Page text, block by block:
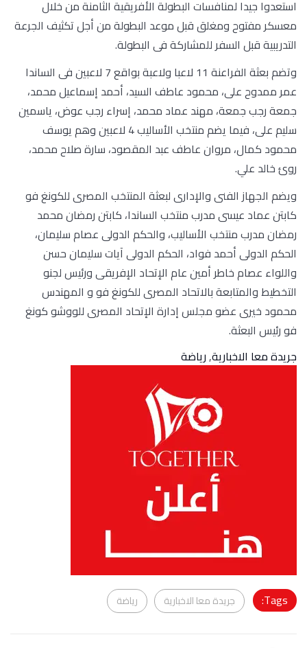
استعدوا جيدا لمنافسات البطولة الأفريقية الثامنة من خلال
معسكر مفتوح ومغلق قبل موعد البطولة من أجل تكثيف الجرعة
التدريبية قبل السفر للمشاركة فى البطولة.
وتضم بعثة الفراعنة 11 لاعبا ولاعبة بواقع 7 لاعبين فى الساندا
عمر ممدوح على، محمود عاطف السيد، أحمد إسماعيل محمد،
جمعة رجب جمعة، مهند عماد محمد، إسراء رجب عوض، ياسمين
سليم على، فيما يضم منتخب الأساليب 4 لاعبين وهم يوسف
محمود كمال، مروان عاطف عبد المقصود، سارة صلاح محمد،
روئ خالد علي.
ويضم الجهاز الفنى والإدارى لبعثة المنتخب المصرى للكونغ فو
كابتن عماد عيسى مدرب منتخب الساندا، كابتن رمضان محمد
رمضان مدرب منتخب الأساليب، والحكم الدولى عصام سليمان،
الحكم الدولى أحمد فواد، الحكم الدولى آيات سليمان حسن
واللواء عصام خاطر أمين عام الإتحاد الإفريقى ورئيس لجنو
التخطيط والمتابعة بالاتحاد المصرى للكونغ فو و المهندس
محمود خيرى عضو مجلس إدارة الإتحاد المصرى للووشو كونغ
فو رئيس البعثة.
جريدة معا الاخبارية,رياضة
Tags: جريدة معا الاخبارية رياضة